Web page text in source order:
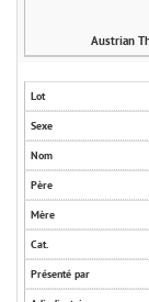
Austrian